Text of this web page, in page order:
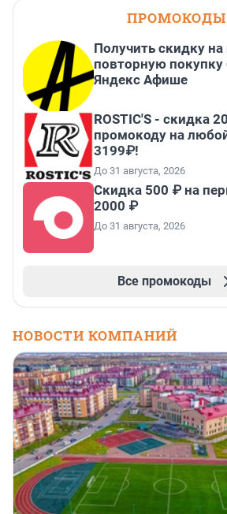
ПРОМОКОДЫ
Получить скидку
повторную покупку
Яндекс Афише
ROSTIC'S - скидка
промокоду на
3199₽!
До 31 августа, 2026
Скидка 500 ₽ на
2000 ₽
До 31 августа, 2026
Все промокоды
НОВОСТИ КОМПАНИЙ